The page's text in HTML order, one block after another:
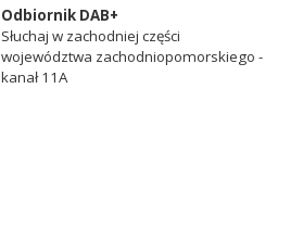
Odbiornik DAB+
Słuchaj w zachodniej części
województwa zachodniopomorskiego -
kanał 11A